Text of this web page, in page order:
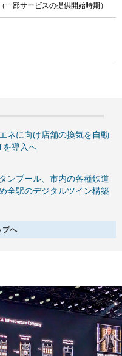
一部サービスの提供開始時期）
ネに向け店舗の換気を自動
を導入へ
ンブール、市内の各種鉄道
全駅のデジタルツイン構築
プへ